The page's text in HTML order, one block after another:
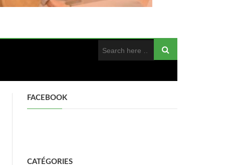
FACEBOOK
CATÉGORIES